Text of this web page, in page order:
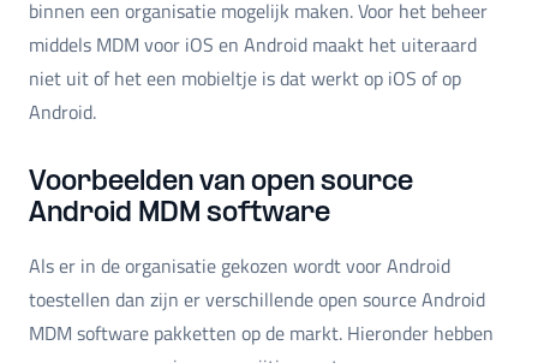
binnen een organisatie mogelijk maken. Voor het beheer
middels MDM voor iOS en Android maakt het uiteraard
niet uit of het een mobieltje is dat werkt op iOS of op
Android.
Voorbeelden van open source
Android MDM software
Als er in de organisatie gekozen wordt voor Android
toestellen dan zijn er verschillende open source Android
MDM software pakketten op de markt. Hieronder hebben